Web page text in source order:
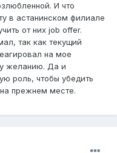
И что
в астанинском филиале
от них job offer.
так как текущий
на мое
желанию. Да и
роль, чтобы убедить
прежнем месте.